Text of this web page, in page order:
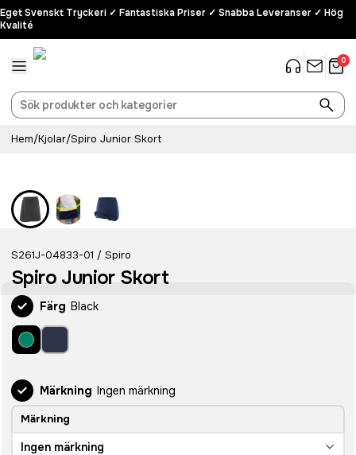
Eget Svenskt Tryckeri ✓ Fantastiska Priser ✓ Snabba Leveranser ✓ Hög
Kvalité
0
Hem/Kjolar/Spiro Junior Skort
S261J-04833-01 / Spiro
Spiro Junior Skort
Färg Black
Märkning Ingen märkning
Märkning
Ingen märkning